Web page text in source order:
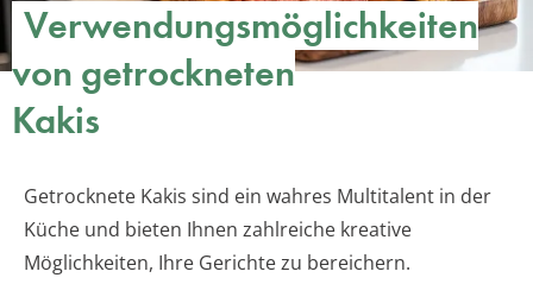
Verwendungsmöglichkeiten
von getrockneten
Kakis
Getrocknete Kakis sind ein wahres Multitalent in der
Küche und bieten Ihnen zahlreiche kreative
Möglichkeiten, Ihre Gerichte zu bereichern.